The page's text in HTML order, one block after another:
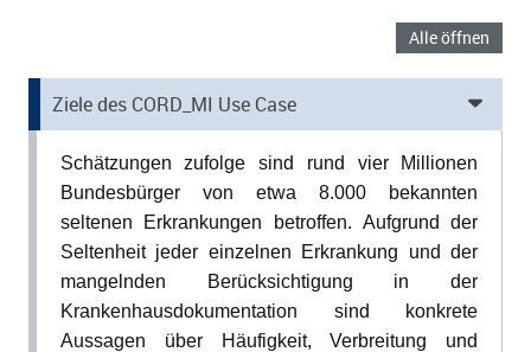
Menü aufklappen
Menü aufklappen
Menü aufklappen
Menü aufklappen
Alle öffnen
Ziele des CORD_MI Use Case
Schätzungen zufolge sind rund vier Millionen
Bundesbürger von etwa 8.000 bekannten
seltenen Erkrankungen betroffen. Aufgrund der
Seltenheit jeder einzelnen Erkrankung und der
mangelnden Berücksichtigung in der
Krankenhausdokumentation sind konkrete
Aussagen über Häufigkeit, Verbreitung und